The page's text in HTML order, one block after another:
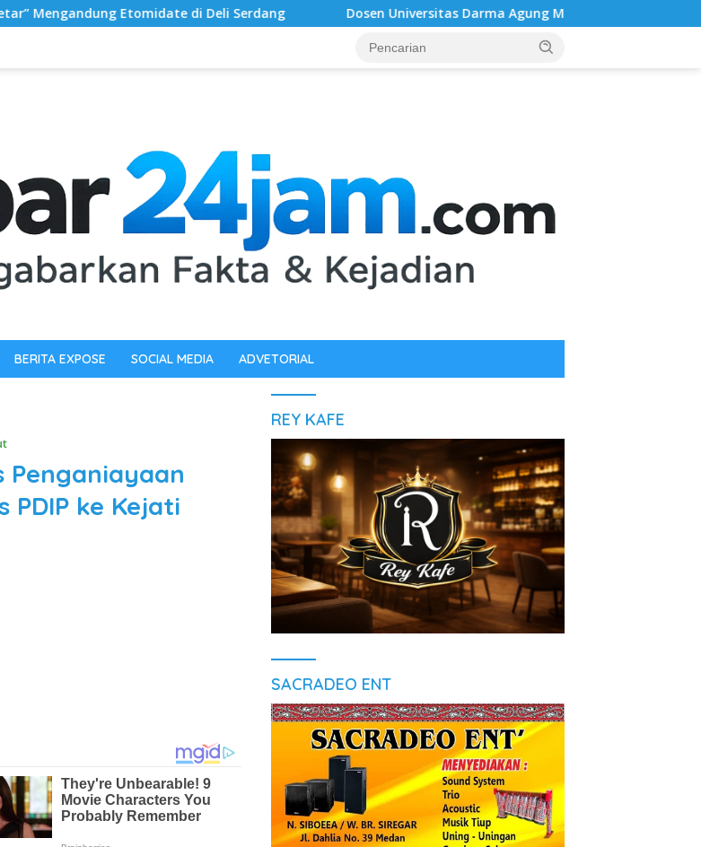
di Deli Serdang Dosen Universitas Darma Agung Medan Dr. Gema Rahmadani, ST.,SH.,MH.
BERITA EXPOSE SOCIAL MEDIA ADVETORIAL
Penganiayaan
ke Kejati
REY KAFE
SACRADEO ENT